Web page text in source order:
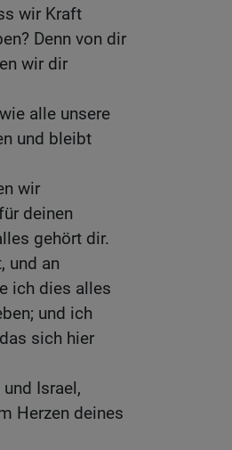
wir Kraft
Denn von dir
wir dir
alle unsere
und bleibt
wir
deinen
gehört dir.
und an
ich dies alles
und ich
sich hier
Israel,
Herzen deines